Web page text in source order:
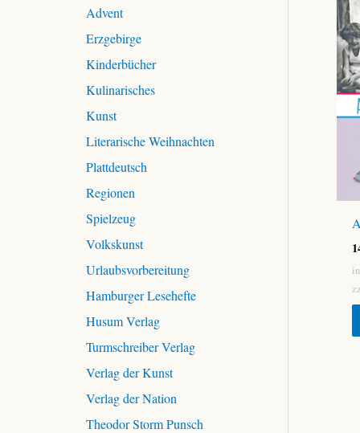
h
:
Advent
Erzgebirge
Kinderbücher
Kulinarisches
Kunst
Literarische Weihnachten
Plattdeutsch
Regionen
Spielzeug
Volkskunst
Urlaubsvorbereitung
Hamburger Lesehefte
Husum Verlag
Turmschreiber Verlag
Verlag der Kunst
Verlag der Nation
Theodor Storm Punsch